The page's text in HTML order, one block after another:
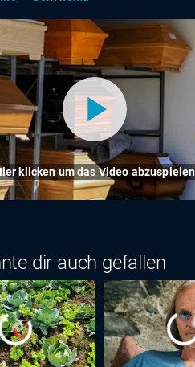
klicken um das Video abzuspielen
dir auch gefallen